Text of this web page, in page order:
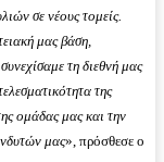
σε νέους τομείς.
μας βάση,
τη διεθνή μας
της
ομάδας μας και την
μας», πρόσθεσε ο